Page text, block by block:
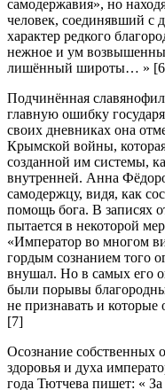
самодержавия», но
человек, соединявший с
характер редкого
нежное и ум
лишённый широты… »
Подчинённая
главную ошибку
своих дневниках она
Крымской войны,
созданной им системы,
внутренней. Анна
самодержцу, видя, как
помощь бога. В записях
пытается в некоторой
«Император во многом
гордым сознанием того
внушал. Но в самых его
были порывы
не признавать и которые
[7]
Осознание собственных
здоровья и духа
года Тютчева пишет: « За